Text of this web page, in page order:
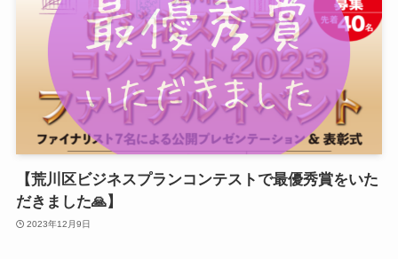
【荒川区ビジネスプランコンテストで最優秀賞をいた
だきました🙏】
2023年12月9日